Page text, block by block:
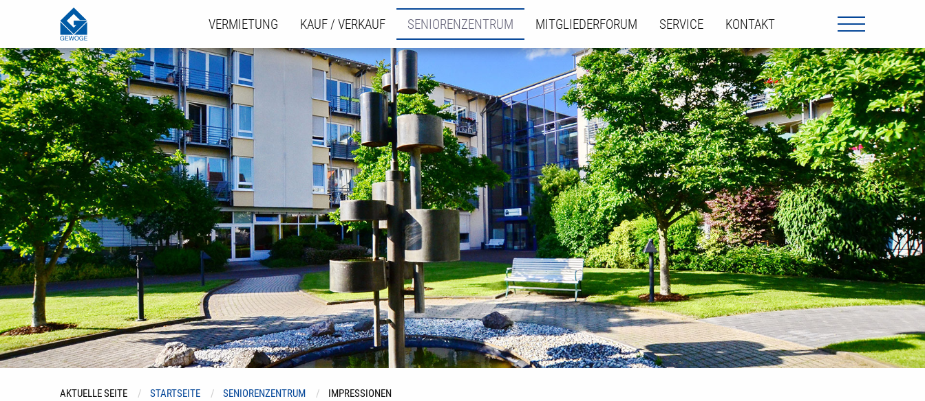
VERMIETUNG KAUF / VERKAUF SENIORENZENTRUM MITGLIEDERFORUM SERVICE KONTAKT
AKTUELLE SEITE STARTSEITE SENIORENZENTRUM IMPRESSIONEN